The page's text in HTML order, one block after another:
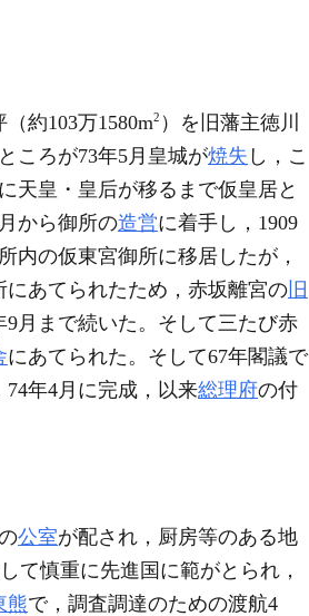
（約103万1580m2 ）を旧藩主徳川
ころが73年5月皇城が焼失 し，こ
天皇・皇后が移るまで仮皇居と
から御所の造営に着手し，1909
内の仮東宮御所に移居したが，
あてられたため，赤坂離宮の 旧
9月まで続いた。そして三たび赤
にあてられた。そして67年閣議で
年4月に完成，以来総理府の付
公室が配され，厨房等のある地
て慎重に先進国に範がとられ，
熊で，調査調達のための渡航4